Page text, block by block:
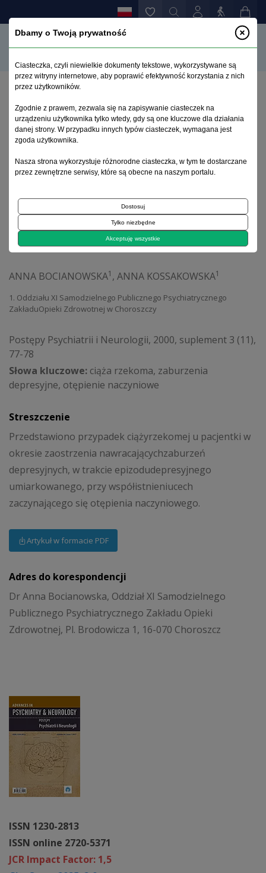
ISSN 1230-2813
ISSN online 2720-5371
JCR Impact Factor: 1,5
Ciąża rzekoma: opis przypadku
Archiwum 1992–2014
Ciąża rzekoma: opis przypadku
ANNA BOCIANOWSKA1 , ANNA KOSSAKOWSKA1
1. Oddziału XI Samodzielnego Publicznego Psychiatrycznego
ZakładuOpieki Zdrowotnej w Choroszczy
Postępy Psychiatrii i Neurologii, 2000, suplement 3 (11),
77-78
Słowa kluczowe: ciąża rzekoma, zaburzenia
depresyjne, otępienie naczyniowe
Streszczenie
Przedstawiono przypadek ciążyrzekomej u pacjentki w
okresie zaostrzenia nawracającychzaburzeń
depresyjnych, w trakcie epizodudepresyjnego
umiarkowanego, przy współistnieniucech
zaczynającego się otępienia naczyniowego.
Artykuł w formacie PDF
Adres do korespondencji
Dr Anna Bocianowska, Oddział XI Samodzielnego
Publicznego Psychiatrycznego Zakładu Opieki
Zdrowotnej, Pl. Brodowicza 1, 16-070 Choroszcz
Dbamy o Twoją prywatność
Ciasteczka, czyli niewielkie dokumenty tekstowe, wykorzystywane są
przez witryny internetowe, aby poprawić efektywność korzystania z nich
przez użytkowników.
Zgodnie z prawem, zezwala się na zapisywanie ciasteczek na
urządzeniu użytkownika tylko wtedy, gdy są one kluczowe dla działania
danej strony. W przypadku innych typów ciasteczek, wymagana jest
zgoda użytkownika.
Nasza strona wykorzystuje różnorodne ciasteczka, w tym te dostarczane
przez zewnętrzne serwisy, które są obecne na naszym portalu.
Dostosuj
Tylko niezbędne
Akceptuję wszystkie